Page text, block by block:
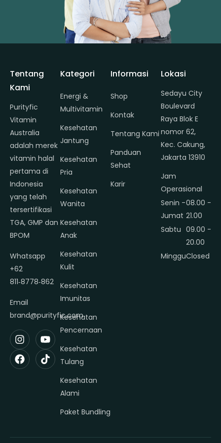
Tentang
Kami
Purityfic
Vitamin
Australia
adalah merek
vitamin halal
pertama di
Indonesia
yang telah
tersertifikasi
TGA, GMP dan
BPOM
Whatsapp
+62
811‑8778‑862
Email
brand@purityfic.com
Kategori
Energi &
Multivitamin
Kesehatan
Jantung
Kesehatan
Pria
Kesehatan
Wanita
Kesehatan
Anak
Kesehatan
Kulit
Kesehatan
Imunitas
Kesehatan
Pencernaan
Kesehatan
Tulang
Kesehatan
Alami
Paket Bundling
Informasi
Shop
Kontak
Tentang Kami
Panduan
Sehat
Karir
Lokasi
Sedayu City
Boulevard
Raya Blok E
nomor 62,
Kec. Cakung,
Jakarta 13910
Jam
Operasional
Senin -
Jumat
08.00 -
21.00
Sabtu 09.00 -
20.00
MingguClosed